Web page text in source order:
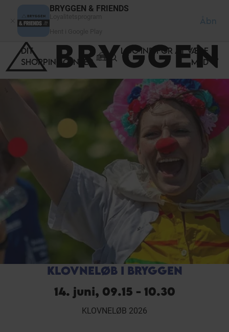
BRYGGEN & FRIENDS
Åbn
DIT
SHOPPINGCENTER
LOG IND FOR AT VÆRE
MED
KLOVNELØB I BRYGGEN
14. juni, 09.15 - 10.30
KLOVNELØB 2026
CCookie-styringspanel